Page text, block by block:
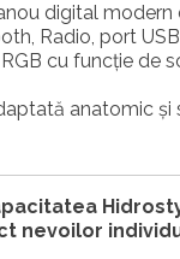
digital
Radio, port
cu funcție de
anatomic
nevoilor